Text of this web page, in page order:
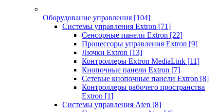
Оборудование управления [104]
Системы управления Extron [71]
Сенсорные панели Extron [22]
Процессоры управления Extron [9]
Лючки Extron [13]
Контроллеры Extron MediaLink [11]
Кнопочные панели Extron [7]
Сетевые кнопочные панели Extron [8]
Контроллеры рабочего пространства
Extron [1]
Системы управления Aten [8]